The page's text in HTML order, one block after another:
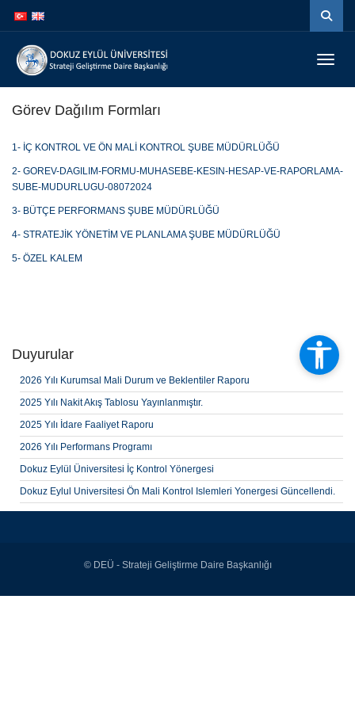
atla
atla
Görev Dağılım Formları
1- İÇ KONTROL VE ÖN MALİ KONTROL ŞUBE MÜDÜRLÜĞÜ
2- GOREV-DAGILIM-FORMU-MUHASEBE-KESIN-HESAP-VE-RAPORLAMA-
SUBE-MUDURLUGU-08072024
3- BÜTÇE PERFORMANS ŞUBE MÜDÜRLÜĞÜ
4- STRATEJİK YÖNETİM VE PLANLAMA ŞUBE MÜDÜRLÜĞÜ
5- ÖZEL KALEM
Duyurular
2026 Yılı Kurumsal Mali Durum ve Beklentiler Raporu
2025 Yılı Nakit Akış Tablosu Yayınlanmıştır.
2025 Yılı İdare Faaliyet Raporu
2026 Yılı Performans Programı
Dokuz Eylül Üniversitesi İç Kontrol Yönergesi
Dokuz Eylul Universitesi Ön Mali Kontrol Islemleri Yonergesi Güncellendi.
© DEÜ - Strateji Geliştirme Daire Başkanlığı